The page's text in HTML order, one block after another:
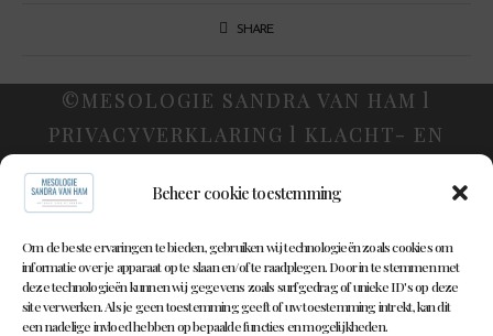
Beheer cookie toestemming
Om de beste ervaringen te bieden, gebruiken wij technologieën zoals cookies om
informatie over je apparaat op te slaan en/of te raadplegen. Door in te stemmen met
deze technologieën kunnen wij gegevens zoals surfgedrag of unieke ID's op deze
site verwerken. Als je geen toestemming geeft of uw toestemming intrekt, kan dit
een nadelige invloed hebben op bepaalde functies en mogelijkheden.
SHARE
©MESOLOGIE SANDRA VAN HAM l
PRIVACYVERKLARING l KLACHT- EN
TUCHTRECHT l ALGEMENE VOORWAARDEN